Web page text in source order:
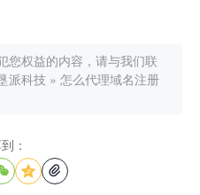
您权益的内容，请与我们联
派科技 » 怎么代理域名注册
：
 